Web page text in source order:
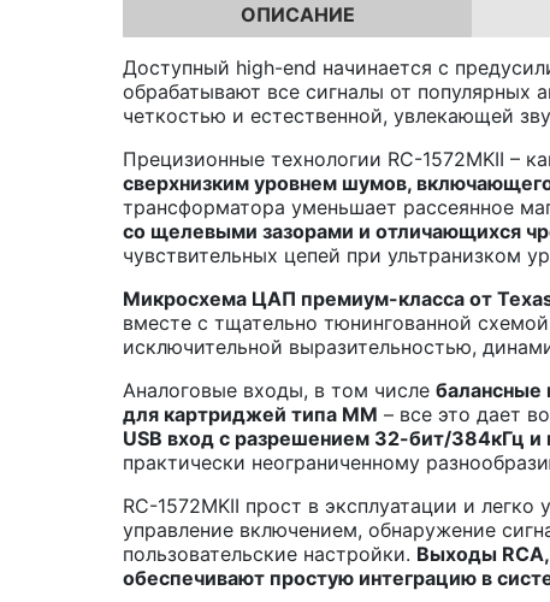
ОПИСАНИЕ
Доступный high-end начинается с
обрабатывают все сигналы от
четкостью и естественной, увлекающей
Прецизионные технологии RC-1572MKII –
сверхнизким уровнем шумов,
трансформатора уменьшает рассеянное
со щелевыми зазорами и отличающихся
чувствительных цепей при ультранизком
Микросхема ЦАП премиум-класса от
вместе с тщательно тюнингованной
исключительной выразительностью,
Аналоговые входы, в том числе балансные
для картриджей типа MM – все это дает
USB вход с разрешением 32-бит/384кГц
практически неограниченному
RC-1572MKII прост в эксплуатации и
управление включением, обнаружение
пользовательские настройки. Выходы RCA,
обеспечивают простую интеграцию в